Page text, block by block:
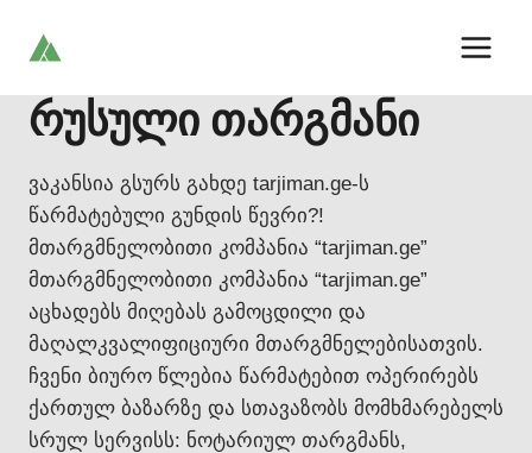
რუსული თარგმანი
ვაკანსია გსურს გახდე tarjiman.ge-ს
წარმატებული გუნდის წევრი?!
მთარგმნელობითი კომპანია “tarjiman.ge”
მთარგმნელობითი კომპანია “tarjiman.ge”
აცხადებს მიღებას გამოცდილი და
მაღალკვალიფიციური მთარგმნელებისათვის.
ჩვენი ბიურო წლებია წარმატებით ოპერირებს
ქართულ ბაზარზე და სთავაზობს მომხმარებელს
სრულ სერვისს: ნოტარიულ თარგმანს,